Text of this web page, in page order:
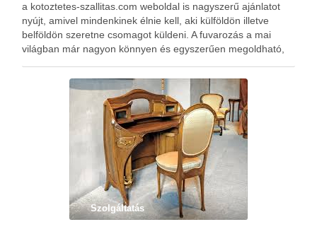
a kotoztetes-szallitas.com weboldal is nagyszerű ajánlatot
nyújt, amivel mindenkinek élnie kell, aki külföldön illetve
belföldön szeretne csomagot küldeni. A fuvarozás a mai
világban már nagyon könnyen és egyszerűen megoldható,
szakterülettel rendelkező cégek.
Szolgáltatás